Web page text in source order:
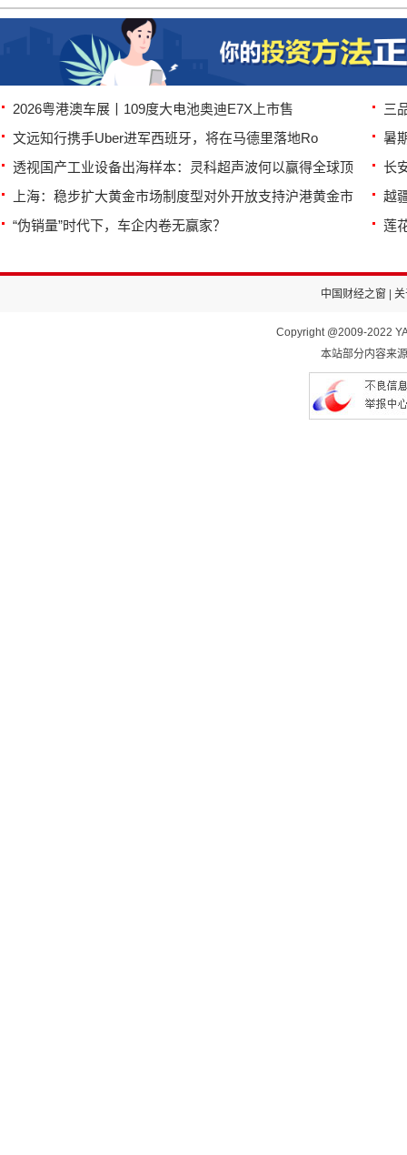
2026粤港澳车展丨109度大电池奥迪E7X上市售
三
文远知行携手Uber进军西班牙，将在马德里落地Ro
暑
透视国产工业设备出海样本：灵科超声波何以赢得全球顶
长
上海：稳步扩大黄金市场制度型对外开放支持沪港黄金市
越
“伪销量”时代下，车企内卷无赢家？
莲
中国财经之窗 关
Copyright @2009-2022
本站部分内容来